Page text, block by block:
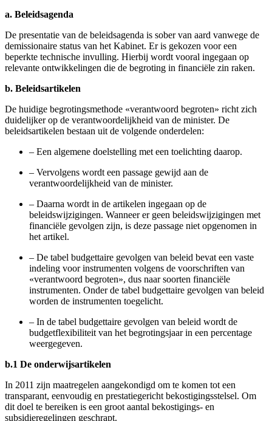
a. Beleidsagenda
De presentatie van de beleidsagenda is sober van aard vanwege de
demissionaire status van het Kabinet. Er is gekozen voor een
beperkte technische invulling. Hierbij wordt vooral ingegaan op
relevante ontwikkelingen die de begroting in financiële zin raken.
b. Beleidsartikelen
De huidige begrotingsmethode «verantwoord begroten» richt zich
duidelijker op de verantwoordelijkheid van de minister. De
beleidsartikelen bestaan uit de volgende onderdelen:
– Een algemene doelstelling met een toelichting daarop.
– Vervolgens wordt een passage gewijd aan de
verantwoordelijkheid van de minister.
– Daarna wordt in de artikelen ingegaan op de
beleidswijzigingen. Wanneer er geen beleidswijzigingen met
financiële gevolgen zijn, is deze passage niet opgenomen in
het artikel.
– De tabel budgettaire gevolgen van beleid bevat een vaste
indeling voor instrumenten volgens de voorschriften van
«verantwoord begroten», dus naar soorten financiële
instrumenten. Onder de tabel budgettaire gevolgen van beleid
worden de instrumenten toegelicht.
– In de tabel budgettaire gevolgen van beleid wordt de
budgetflexibiliteit van het begrotingsjaar in een percentage
weergegeven.
b.1 De onderwijsartikelen
In 2011 zijn maatregelen aangekondigd om te komen tot een
transparant, eenvoudig en prestatiegericht bekostigingsstelsel. Om
dit doel te bereiken is een groot aantal bekostigings- en
subsidieregelingen geschrapt.